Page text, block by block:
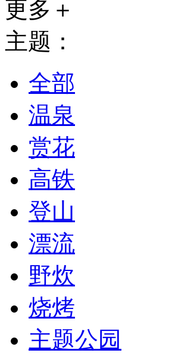
更多＋
主题：
全部
温泉
赏花
高铁
登山
漂流
野炊
烧烤
主题公园